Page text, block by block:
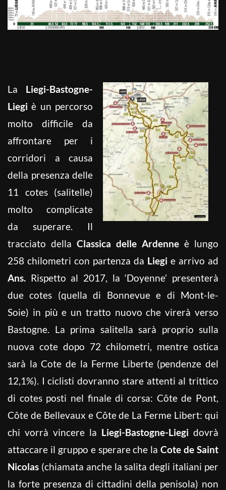
La Liegi-Bastogne-
Liegi è un percorso
molto difficile da
affrontare per i
corridori a causa
della presenza delle
11 cotes (salitelle)
molto complicate
da superare. Il
tracciato della Classica delle Ardenne è lungo
258 chilometri con partenza da Liegi e arrivo ad
Ans. Rispetto al 2017, la ‘Doyenne’ presenterà
due cotes (quella di Bonnevue e di Mont-le-
Soie) in più e un tratto nuovo che virerà verso
Bastogne. La prima salitella sarà proprio sulla
nuova cote dopo 72 chilometri, mentre ostica
sarà la Cote de la Ferme Liberte (pendenze del
12,1%). I ciclisti dovranno stare attenti al trittico
di cotes posti nel finale di corsa: Côte de Pont,
Côte de Bellevaux e Côte de La Ferme Libert: qui
chi vorrà vincere la Liegi-Bastogne-Liegi dovrà
attaccare il gruppo e sperare che laCote de Saint
Nicolas (chiamata anche la salita degli italiani per
la forte presenza di cittadini della penisola) non